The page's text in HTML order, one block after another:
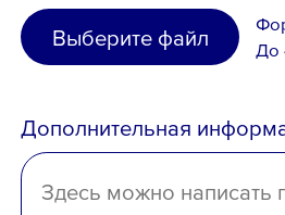
Узбекистан
Иное
среднее специальное
отсутствует
Выберите файл
До
Дополнительная